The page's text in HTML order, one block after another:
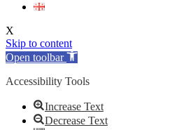
X
Skip to content
Open toolbar
Accessibility Tools
Increase Text
Decrease Text